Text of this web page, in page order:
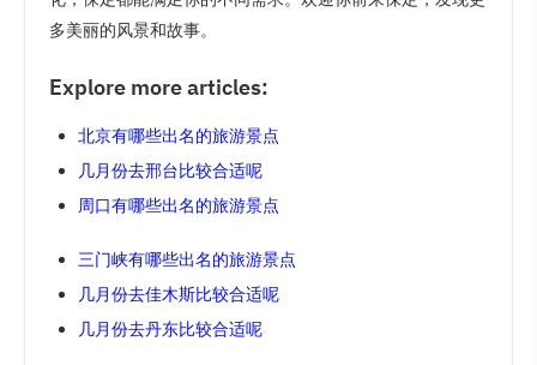
多美丽的风景和故事。
Explore more articles:
北京有哪些出名的旅游景点
几月份去邢台比较合适呢
周口有哪些出名的旅游景点
三门峡有哪些出名的旅游景点
几月份去佳木斯比较合适呢
几月份去丹东比较合适呢